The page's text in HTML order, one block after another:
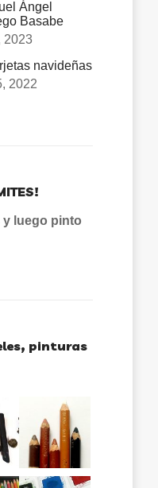
Ángel
Basabe
2023
navideñas
2022
luego pinto
pinturas